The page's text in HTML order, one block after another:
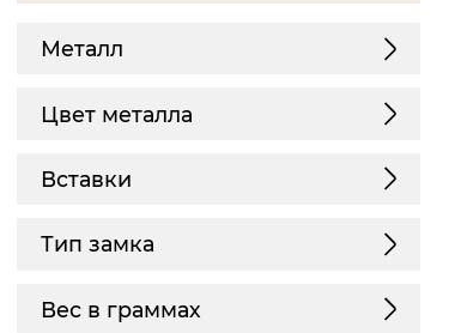
Металл
Цвет металла
Вставки
Тип замка
Вес в граммах